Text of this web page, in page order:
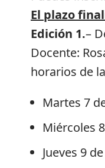
El plazo
Edición 1.–
Docente:
horarios de
Martes 7
Miércoles
Jueves 9